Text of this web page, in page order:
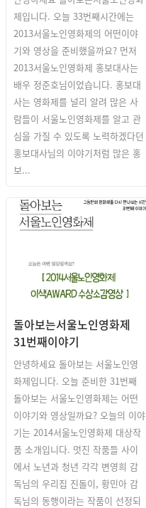
제입니다. 오늘 33번째시간에는
2013서울노인영화제의 어떤이야
기와 영상을 준비했을까요? 먼저
2013서울노인영화제 홍보대사는
배우 정준호님이었습니다. 홍보대
사는 영화제를 널리 알려 많은 사
람들이 서울노인영화제를 알고 관
심을 가질 수 있도록 노력하겠다던
홍보대사님의 이야기처럼 많은 홍
보...
돌아보는 SISFF
돌아보는서울노인영화제
31번째이야기
안녕하세요 돌아보는 서울노인영
화제입니다. 오늘 준비한 31번째
돌아보는 서울노인영화제는 어떤
이야기와 영상일까요? 오늘의 이야
기는 2014서울노인영화제 대상작
품 소개입니다. 멋진 작품들 사이
에서 노년과 청년 각각 변영희 감
독님의 우리집 진돌이, 황민아 감
독님의 동행이라는 작품이 선정되